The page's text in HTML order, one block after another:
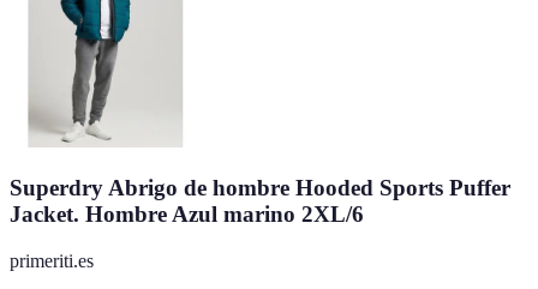
Superdry Abrigo de hombre Hooded Sports Puffer
Jacket. Hombre Azul marino 2XL/6
primeriti.es